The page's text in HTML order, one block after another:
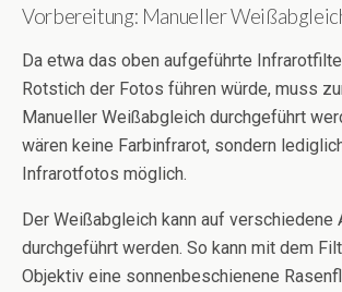
Vorbereitung: Manueller
Da etwa das oben aufgeführte
Rotstich der Fotos führen würde, muss
Manueller Weißabgleich durchgeführt
wären keine Farbinfrarot, sondern
Infrarotfotos möglich.
Der Weißabgleich kann auf verschiedene
durchgeführt werden. So kann mit dem
Objektiv eine sonnenbeschienene